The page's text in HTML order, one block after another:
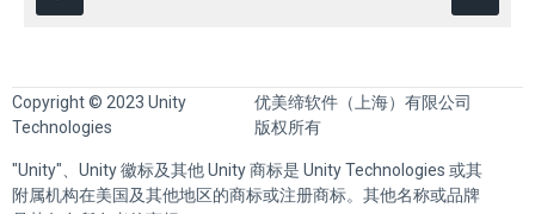
Copyright © 2023 Unity
Technologies
优美缔软件（上海）有限公司
版权所有
"Unity"、Unity 徽标及其他 Unity 商标是 Unity Technologies 或其
附属机构在美国及其他地区的商标或注册商标。其他名称或品牌